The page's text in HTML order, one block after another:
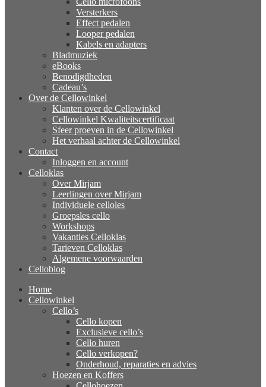
Versterkers
Effect pedalen
Looper pedalen
Kabels en adapters
Bladmuziek
eBooks
Benodigdheden
Cadeau’s
Over de Cellowinkel
Klanten over de Cellowinkel
Cellowinkel Kwaliteitscertificaat
Sfeer proeven in de Cellowinkel
Het verhaal achter de Cellowinkel
Contact
Inloggen en account
Celloklas
Over Mirjam
Leerlingen over Mirjam
Individuele celloles
Groepsles cello
Workshops
Vakanties Celloklas
Tarieven Celloklas
Algemene voorwaarden
Celloblog
Home
Cellowinkel
Cello’s
Cello kopen
Exclusieve cello’s
Cello huren
Cello verkopen?
Onderhoud, reparaties en advies
Hoezen en Koffers